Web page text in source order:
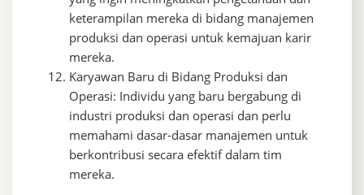
keterampilan mereka di bidang manajemen
produksi dan operasi untuk kemajuan karir
mereka.
Karyawan Baru di Bidang Produksi dan
Operasi: Individu yang baru bergabung di
industri produksi dan operasi dan perlu
memahami dasar-dasar manajemen untuk
berkontribusi secara efektif dalam tim
mereka.